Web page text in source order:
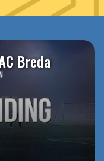
Breda